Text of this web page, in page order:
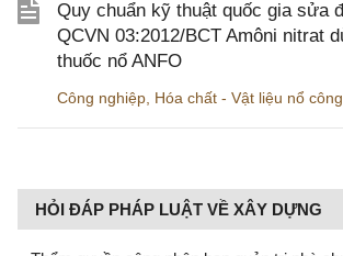
Quy chuẩn kỹ thuật quốc gia sửa
QCVN 03:2012/BCT Amôni nitrat
thuốc nổ ANFO
Công nghiệp Hóa chất - Vật liệu nổ
HỎI ĐÁP PHÁP LUẬT VỀ XÂY DỰNG